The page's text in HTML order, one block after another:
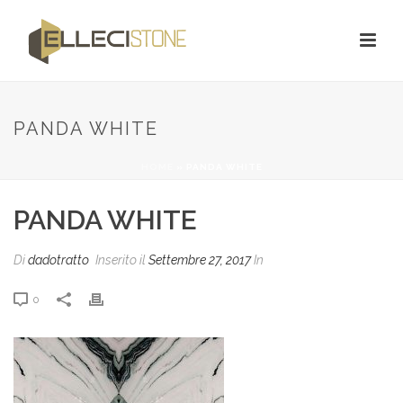
PANDA WHITE
PANDA WHITE
Didadotratto Inserito il Settembre 27, 2017In
0